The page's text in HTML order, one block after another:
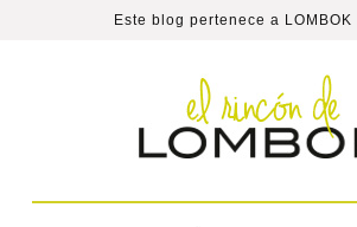
Este blog pertenece a LOMBOK